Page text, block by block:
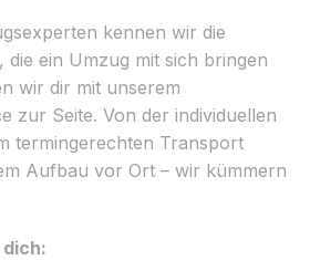
kennen wir die
ein Umzug mit sich bringen
wir dir mit unserem
zur Seite. Von der individuellen
termingerechten Transport
Aufbau vor Ort – wir kümmern